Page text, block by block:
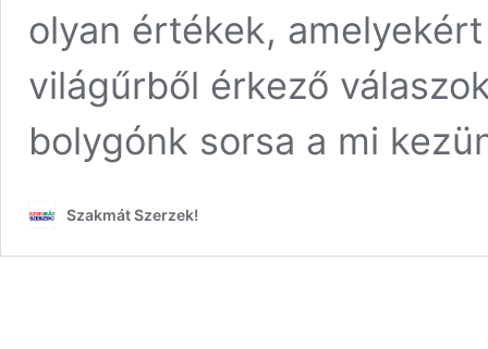
olyan értékek,
világűrből érkező
bolygónk sorsa a mi
Szakmát Szerzek!